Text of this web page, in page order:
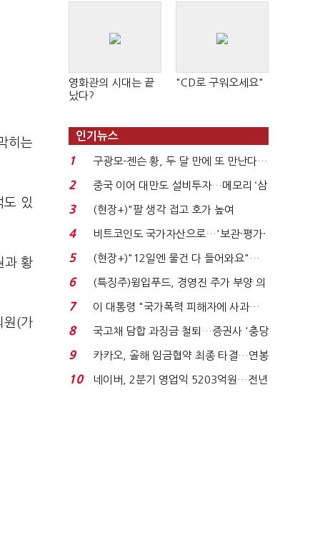
히는
도 있
과 황
원(가
영화관의 시대는 끝
났다?
"CD로 구워오세요"
인기뉴스
1
구광모-젠슨 황, 두 달 만에 또 만난다…
로봇·AI 등 논...
2
중국 이어 대만도 설비투자…메모리 ‘삼
국전쟁’
3
(현장+)"팔 생각 접고 호가 높여
요"…'덜 똘똘한 한 채' 20...
4
비트코인도 국가자산으로…'보관·평가·
처분' 기준은 ...
5
(현장+)"12일엔 물건 다 들어와요"…
빈 매대 채우며 문 연 ...
6
(특징주)윙입푸드, 경영진 주가 부양 의
지에 상한가...
7
이 대통령 "국가폭력 피해자에 사과…
적극적 조사로 진...
8
국고채 담합 과징금 철퇴…증권사 '충당
금 폭탄' 우려...
9
카카오, 올해 임금협약 최종 타결…연봉
6.3% 인상·격려...
10
네이버, 2분기 영업익 5203억원…전년